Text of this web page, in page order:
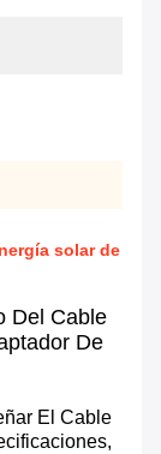
solar de
Del Cable
De
El Cable